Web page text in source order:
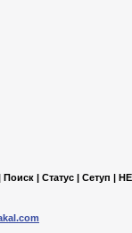
Поиск | Статус | Сетуп |